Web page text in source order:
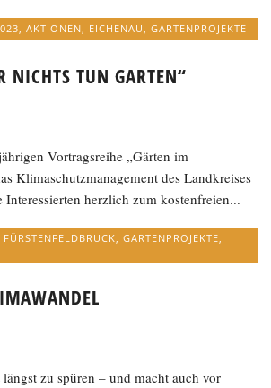
, AKTIONEN, EICHENAU, GARTENPROJEKTE
NICHTS TUN GARTEN“
Vortragsreihe „Gärten im
Klimaschutzmanagement des Landkreises
Interessierten herzlich zum kostenfreien...
FÜRSTENFELDBRUCK ,GARTENPROJEKTE
zu spüren – und macht auch vor